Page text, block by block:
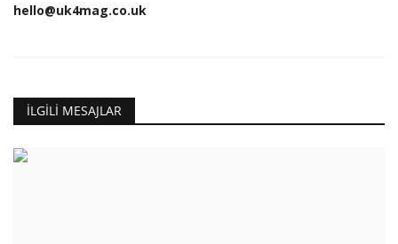
hello@uk4mag.co.uk
İLGILI MESAJLAR